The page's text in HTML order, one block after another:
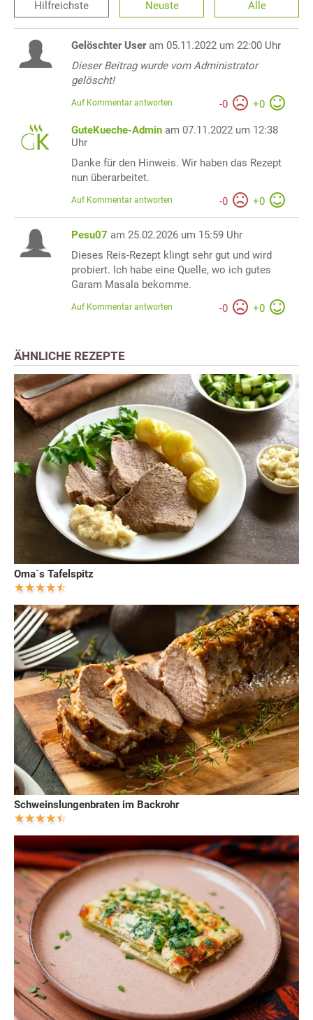
Hilfreichste Neuste Alle
Gelöschter User am 05.11.2022 um 22:00 Uhr
Dieser Beitrag wurde vom Administrator
gelöscht!
-0 +0
Auf Kommentar antworten
GuteKueche-Admin am 07.11.2022 um 12:38
Uhr
Danke für den Hinweis. Wir haben das Rezept
nun überarbeitet.
-0 +0
Auf Kommentar antworten
Pesu07 am 25.02.2026 um 15:59 Uhr
Dieses Reis-Rezept klingt sehr gut und wird
probiert. Ich habe eine Quelle, wo ich gutes
Garam Masala bekomme.
-0 +0
Auf Kommentar antworten
ÄHNLICHE REZEPTE
Oma´s Tafelspitz
Schweinslungenbraten im Backrohr